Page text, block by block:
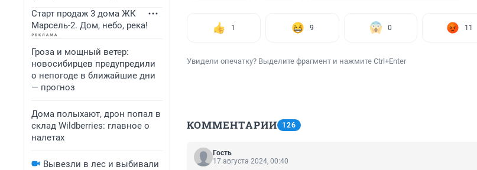
Старт продаж 3 дома ЖК
Марсель-2. Дом, небо, река!
Гроза и мощный ветер:
новосибирцев предупредили
о непогоде в ближайшие дни
— прогноз
Дома полыхают, дрон попал в
склад Wildberries: главное о
налетах
Вывезли в лес и выбивали
1 9 0 11
Увидели опечатку? Выделите фрагмент и нажмите Ctrl+Enter
КОММЕНТАРИИ 126
Гость
17 августа 2024, 00:40